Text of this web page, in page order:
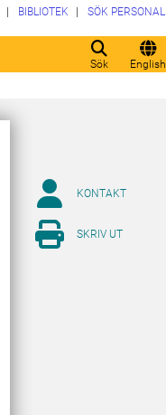
Sök English
BIBLIOTEK SÖK PERSONAL
KONTAKT
SKRIV UT